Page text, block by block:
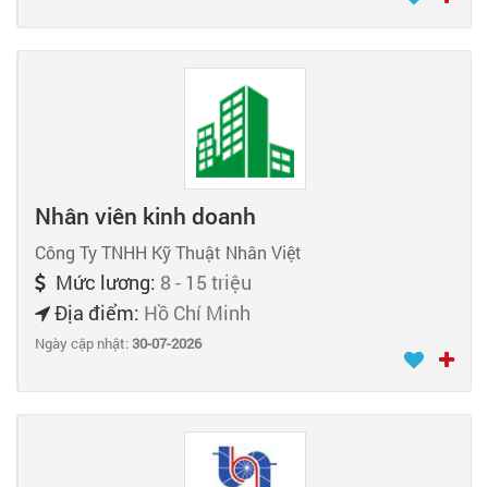
Nhân viên kinh doanh
Công Ty TNHH Kỹ Thuật Nhân Việt
Mức lương: 8 - 15 triệu
Địa điểm: Hồ Chí Minh
Ngày cập nhật:30-07-2026